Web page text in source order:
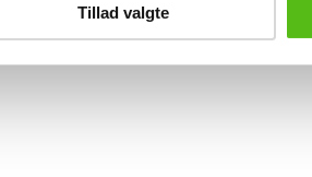
Tillad valgte